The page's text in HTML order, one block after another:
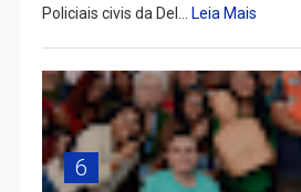
Policiais civis da Del... Leia Mais
6